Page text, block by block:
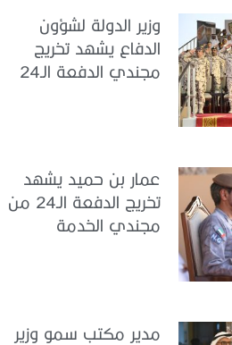
وزير الدولة لشؤون
الدفاع يشهد تخريج
مجندي الدفعة الـ24
عمار بن حميد يشهد
تخريج الدفعة الـ24 من
مجندي الخدمة
مدير مكتب سمو وزير